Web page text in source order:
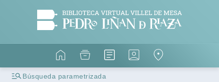
Búsqueda parametrizada